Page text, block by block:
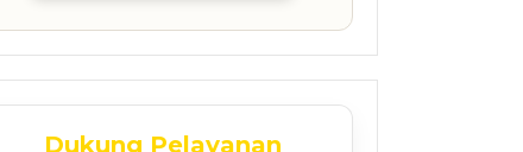
Dukung Pelayanan